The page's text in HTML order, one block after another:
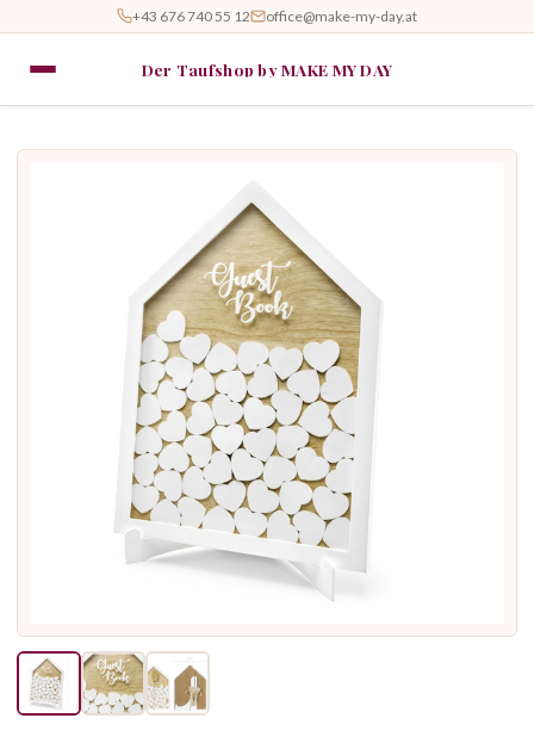
+43 676 740 55 12 office@make-my-day.at
Der Taufshop by MAKE MY DAY